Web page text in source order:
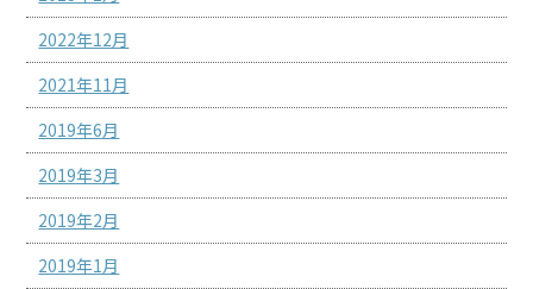
2022年12月
2021年11月
2019年6月
2019年3月
2019年2月
2019年1月